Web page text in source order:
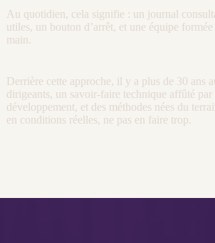
Au quotidien, cela signifie : un journal
utiles, un bouton d’arrêt, et une équipe
main.
Derrière cette approche, il y a plus de 30 ans
dirigeants, un savoir-faire technique affûté par
développement, et des méthodes nées du
en conditions réelles, ne pas en faire trop.